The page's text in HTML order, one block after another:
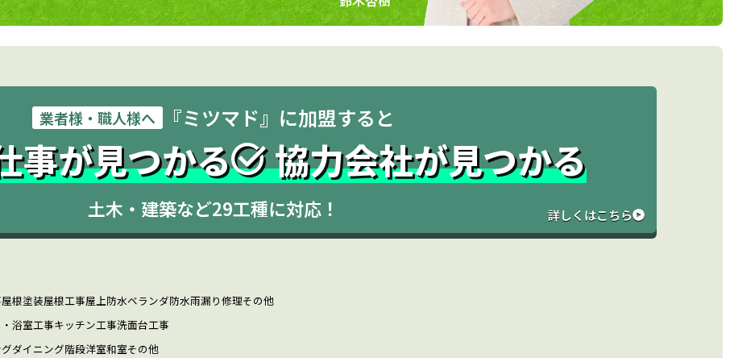
業者様・職人様へ 『ミツマド』に加盟すると
事が見つかる 協力会社が見つかる
土木・建築など29工種に対応！ 詳しくはこちら
屋根塗装屋根工事屋上防水ベランダ防水雨漏り修理その他
浴室工事キッチン工事洗面台工事
ダイニング階段洋室和室その他